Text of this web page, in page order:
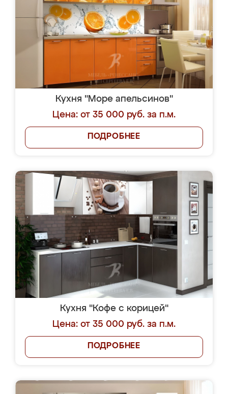
Кухня "Море апельсинов"
Цена: от 35 000 руб. за п.м.
ПОДРОБНЕЕ
Кухня "Кофе с корицей"
Цена: от 35 000 руб. за п.м.
ПОДРОБНЕЕ